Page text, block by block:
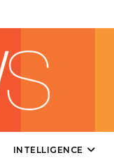
INTELLIGENCE